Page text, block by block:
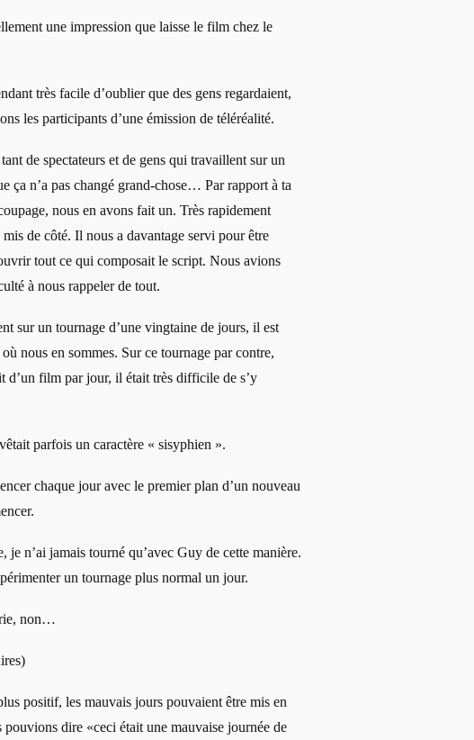
une impression que laisse le film chez le
très facile d’oublier que des gens regardaient,
les participants d’une émission de téléréalité.
de spectateurs et de gens qui travaillent sur un
ça n’a pas changé grand-chose… Par rapport à ta
nous en avons fait un. Très rapidement
de côté. Il nous a davantage servi pour être
tout ce qui composait le script. Nous avions
à nous rappeler de tout.
sur un tournage d’une vingtaine de jours, il est
nous en sommes. Sur ce tournage par contre,
d’un film par jour, il était très difficile de s’y
parfois un caractère « sisyphien ».
chaque jour avec le premier plan d’un nouveau
je n’ai jamais tourné qu’avec Guy de cette manière.
un tournage plus normal un jour.
non…
positif, les mauvais jours pouvaient être mis en
pouvions dire «ceci était une mauvaise journée de